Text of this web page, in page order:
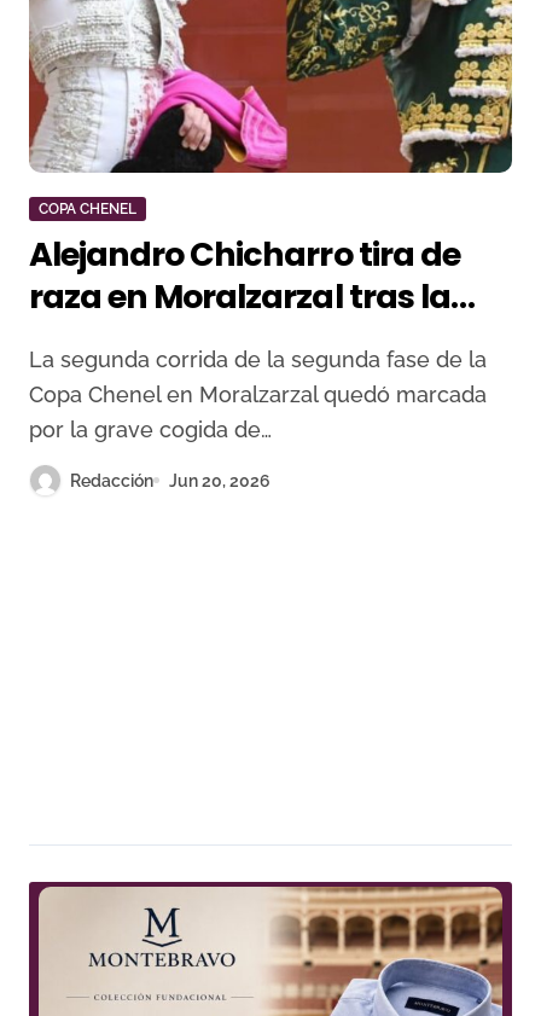
COPA CHENEL
Alejandro Chicharro tira de
raza en Moralzarzal tras la
cornada de Angulo y Javier
Cortés toca pelo en la Copa
Chenel
La segunda corrida de la segunda fase de la
Copa Chenel en Moralzarzal quedó marcada
por la grave cogida de…
Redacción Jun 20, 2026